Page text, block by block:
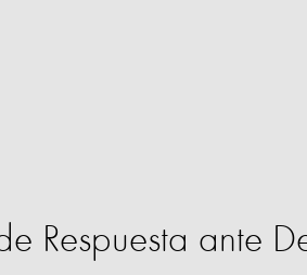
Respuesta ante